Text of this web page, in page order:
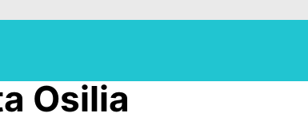
Osilia